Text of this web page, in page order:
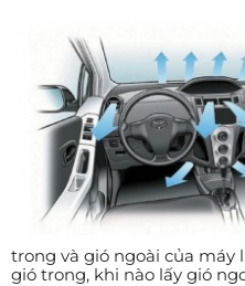
trong và gió ngoài của máy
gió trong, khi nào lấy gió